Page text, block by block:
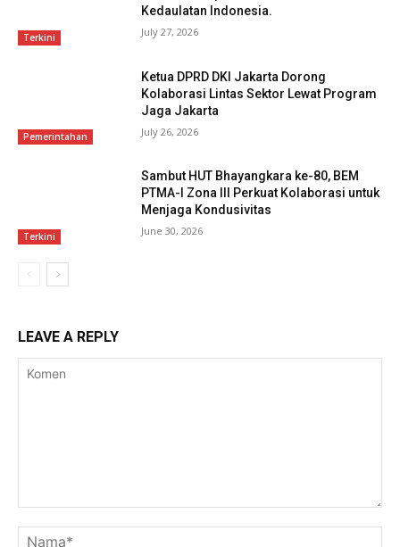
Terkini
Kedaulatan Indonesia.
July 27, 2026
Pemerintahan
Ketua DPRD DKI Jakarta Dorong
Kolaborasi Lintas Sektor Lewat Program
Jaga Jakarta
July 26, 2026
Terkini
Sambut HUT Bhayangkara ke-80, BEM
PTMA-I Zona III Perkuat Kolaborasi untuk
Menjaga Kondusivitas
June 30, 2026
LEAVE A REPLY